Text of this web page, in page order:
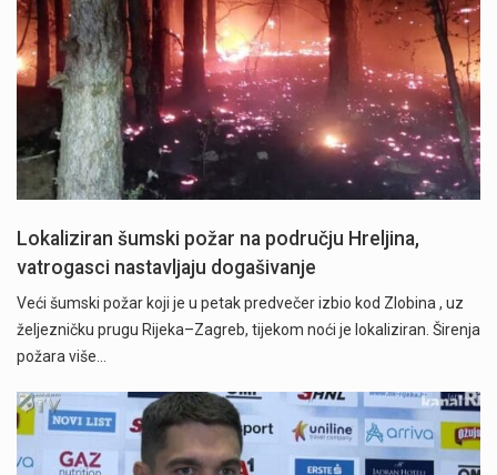
Lokaliziran šumski požar na području Hreljina,
vatrogasci nastavljaju dogašivanje
Veći šumski požar koji je u petak predvečer izbio kod Zlobina , uz
željezničku prugu Rijeka–Zagreb, tijekom noći je lokaliziran. Širenja
požara više…